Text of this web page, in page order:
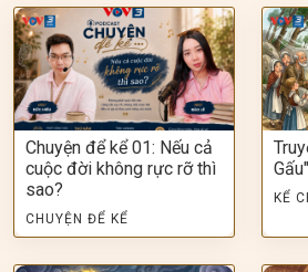
Chuyện để kể 01: Nếu cả
cuộc đời không rực rỡ thì
sao?
CHUYỆN ĐỂ KỂ
Gấu"
KỂ